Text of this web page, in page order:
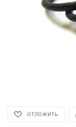
ОТЛОЖИТЬ